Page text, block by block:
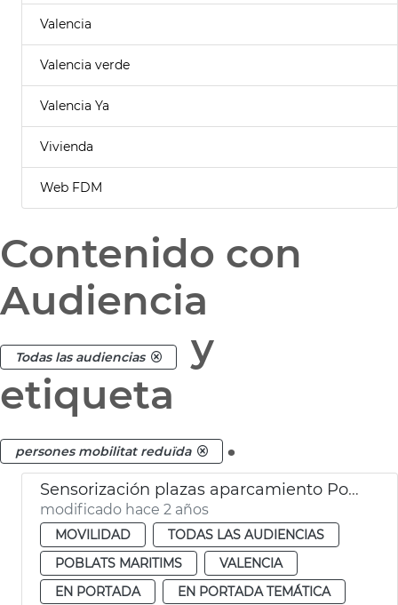
Valencia
Valencia verde
Valencia Ya
Vivienda
Web FDM
Contenido con
Audiencia
Todas las audiencias
y
etiqueta
persones mobilitat reduïda .
Sensorización plazas aparcamiento Poblats Marítims
modificado hace 2 años
MOVILIDAD
TODAS LAS AUDIENCIAS
POBLATS MARITIMS
VALENCIA
EN PORTADA
EN PORTADA TEMÁTICA